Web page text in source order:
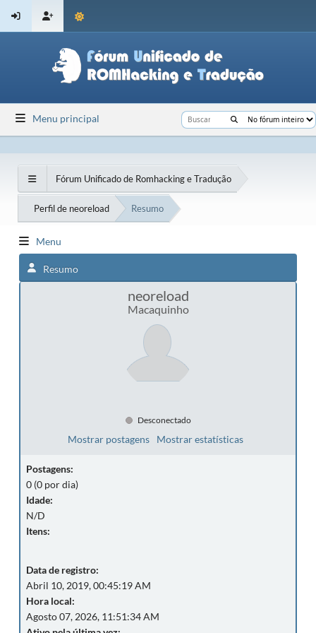
Menu principal
Fórum Unificado de Romhacking e Tradução
Perfil de neoreload Resumo
Menu
Resumo
neoreload
Macaquinho
Desconectado
Mostrar postagens Mostrar estatísticas
Postagens:
0 (0 por dia)
Idade:
N/D
Itens:
Data de registro:
Abril 10, 2019, 00:45:19 AM
Hora local:
Agosto 07, 2026, 11:51:34 AM